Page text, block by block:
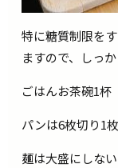
特に糖質制限を
ますので、しっ
ごはんお茶碗1杯
パンは6枚切り1枚
麺は大盛にしない